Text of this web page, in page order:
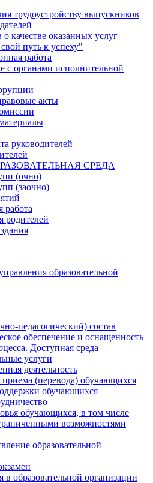
трудоустройству выпускников
качестве оказанных услуг
путь к успеху"
работа
с органами исполнительной
акты
руководителей
СРЕДА
(очно)
(заочно)
работа
родителей
образовательной
педагогический) состав
обеспечение и оснащенность
Доступная среда
услуги
деятельность
(перевода) обучающихся
обучающихся
обучающихся, в том числе
возможностями
образовательной
образовательной организации